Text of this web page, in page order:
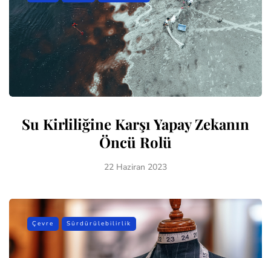
Su Kirliliğine Karşı Yapay Zekanın
Öncü Rolü
22 Haziran 2023
Çevre Sürdürülebilirlik